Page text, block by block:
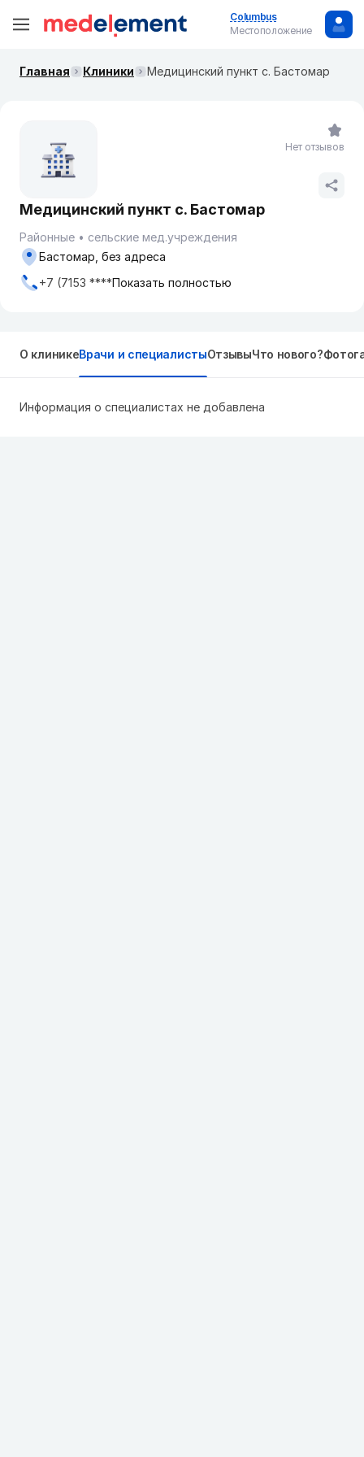
Columbus
Местоположение
Главная Клиники Медицинский пункт с. Бастомар
Медицинский пункт с. Бастомар
Районные
сельские мед.учреждения
Бастомар, без адреса
+7 (7153 ****Показать полностью
Нет отзывов
О клиникеВрачи и специалистыОтзывыЧто нового?
Информация о специалистах не добавлена